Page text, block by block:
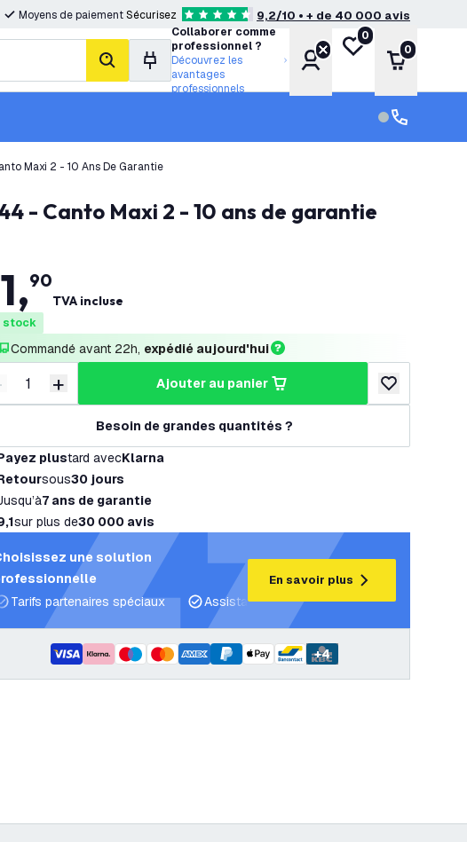
Moyens de paiementSécurisez 4.6 étoiles de notation9,2/10 • + de 40 000 avis
rechercher
Collaborer comme
professionnel ?
Découvrez les
avantages
professionnels
Compte
Ma liste de
0
Panier
0
Service
Service client
Maxi 2 - 10 Ans De Garantie
- Canto Maxi 2 - 10 ans de garantie
,90
TVA incluse
stock
Commandé avant 22h, expédié aujourd'hui
la quantité
Augmenter la quantité
+ ajouter au panier
ajouter à la
Besoin de grandes quantités ?
plustard avecKlarna
sous30 jours
7 ans de garantie
sur plus de30 000 avis
une solution
Tarifs partenaires spéciaux
Assistance projet et plans d’éclairage
En savoir plus
+4